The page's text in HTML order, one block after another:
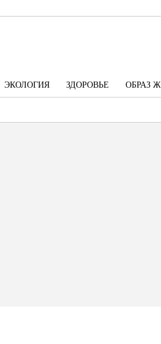
ЭКОЛОГИЯ ЗДОРОВЬЕ ОБРАЗ